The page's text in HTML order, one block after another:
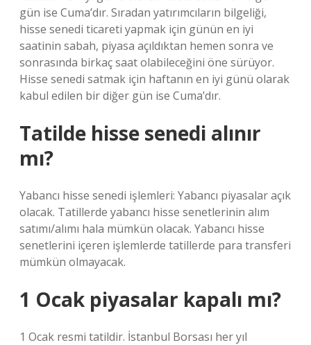
gün ise Cuma’dır. Sıradan yatırımcıların bilgeliği,
hisse senedi ticareti yapmak için günün en iyi
saatinin sabah, piyasa açıldıktan hemen sonra ve
sonrasında birkaç saat olabileceğini öne sürüyor.
Hisse senedi satmak için haftanın en iyi günü olarak
kabul edilen bir diğer gün ise Cuma’dır.
Tatilde hisse senedi alınır
mı?
Yabancı hisse senedi işlemleri: Yabancı piyasalar açık
olacak. Tatillerde yabancı hisse senetlerinin alım
satımı/alımı hala mümkün olacak. Yabancı hisse
senetlerini içeren işlemlerde tatillerde para transferi
mümkün olmayacak.
1 Ocak piyasalar kapalı mı?
1 Ocak resmi tatildir. İstanbul Borsası her yıl